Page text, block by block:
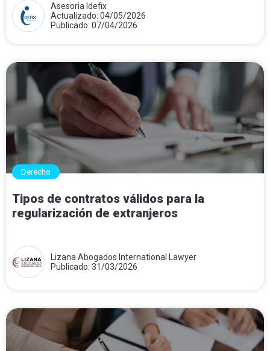
Asesoria Idefix
Actualizado: 04/05/2026
Publicado: 07/04/2026
Derecho
Tipos de contratos válidos para la
regularización de extranjeros
Lizana Abogados International Lawyer
Publicado: 31/03/2026